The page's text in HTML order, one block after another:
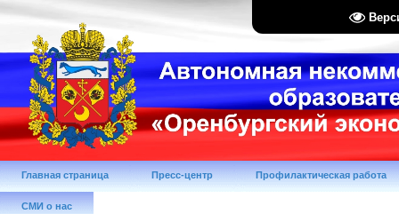
Главная страница Пресс-центр Профилактическая работа
СМИ о нас